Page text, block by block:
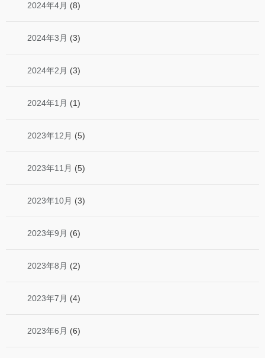
2024年4月 (8)
2024年3月 (3)
2024年2月 (3)
2024年1月 (1)
2023年12月 (5)
2023年11月 (5)
2023年10月 (3)
2023年9月 (6)
2023年8月 (2)
2023年7月 (4)
2023年6月 (6)